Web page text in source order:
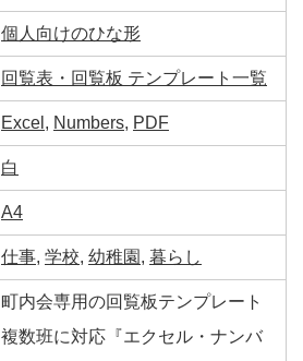
個人向けのひな形
回覧表・回覧板 テンプレート一覧
Excel , Numbers, PDF
白
A4
仕事, 学校, 幼稚園 , 暮らし
町内会専用の回覧板テンプレート
複数班に対応『エクセル・ナンバ